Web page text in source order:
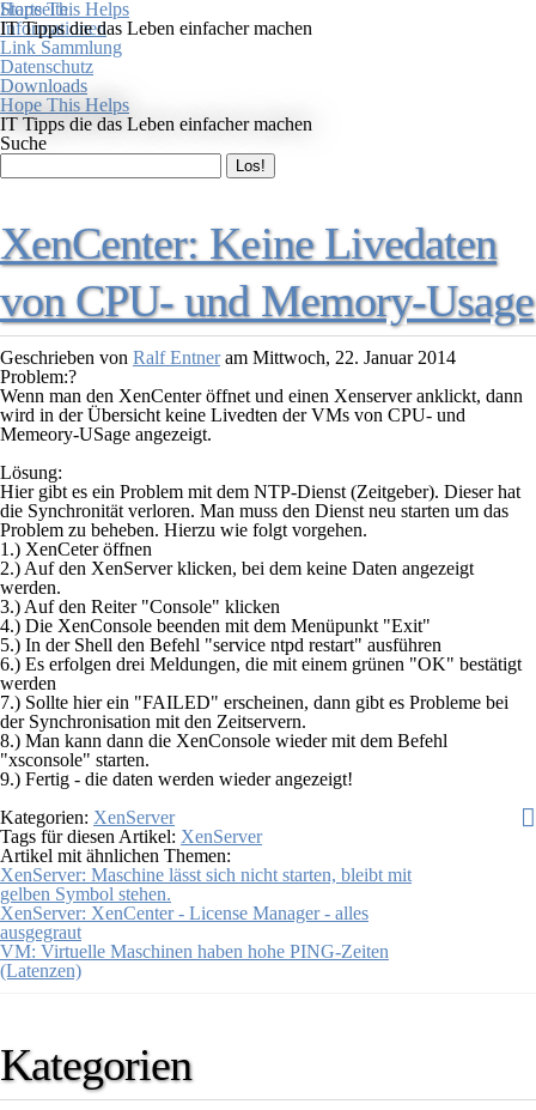
Startseite
Informationen
Link Sammlung
Datenschutz
Downloads
Hope This Helps
IT Tipps die das Leben einfacher machen
Suche
XenCenter: Keine Livedaten
von CPU- und Memory-Usage
Geschrieben von Ralf Entneram Mittwoch, 22. Januar 2014
Problem:?
Wenn man den XenCenter öffnet und einen Xenserver anklickt, dann
wird in der Übersicht keine Livedten der VMs von CPU- und
Memeory-USage angezeigt.
Lösung:
Hier gibt es ein Problem mit dem NTP-Dienst (Zeitgeber). Dieser hat
die Synchronität verloren. Man muss den Dienst neu starten um das
Problem zu beheben. Hierzu wie folgt vorgehen.
1.) XenCeter öffnen
2.) Auf den XenServer klicken, bei dem keine Daten angezeigt
werden.
3.) Auf den Reiter "Console" klicken
4.) Die XenConsole beenden mit dem Menüpunkt "Exit"
5.) In der Shell den Befehl "service ntpd restart" ausführen
6.) Es erfolgen drei Meldungen, die mit einem grünen "OK" bestätigt
werden
7.) Sollte hier ein "FAILED" erscheinen, dann gibt es Probleme bei
der Synchronisation mit den Zeitservern.
8.) Man kann dann die XenConsole wieder mit dem Befehl
"xsconsole" starten.
9.) Fertig - die daten werden wieder angezeigt!
Kategorien: XenServer
Tags für diesen Artikel: XenServer
Artikel mit ähnlichen Themen:
XenServer: Maschine lässt sich nicht starten, bleibt mit
gelben Symbol stehen.
XenServer: XenCenter - License Manager - alles
ausgegraut
VM: Virtuelle Maschinen haben hohe PING-Zeiten
(Latenzen)
Kategorien
Hope This Helps
IT Tipps die das Leben einfacher machen